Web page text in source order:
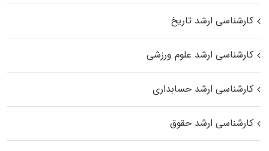
کارشناسی ارشد تاریخ
کارشناسی ارشد علوم ورزشی
کارشناسی ارشد حسابداری
کارشناسی ارشد حقوق